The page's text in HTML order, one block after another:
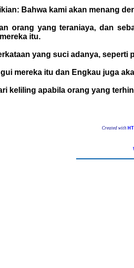
Bahwa kami akan menang
orang yang teraniaya, dan
itu.
yang suci adanya,
mereka itu dan Engkau juga
keliling apabila orang yang
Created with